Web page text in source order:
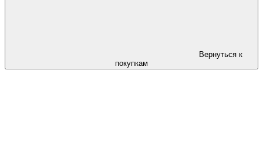
Вернуться к
покупкам